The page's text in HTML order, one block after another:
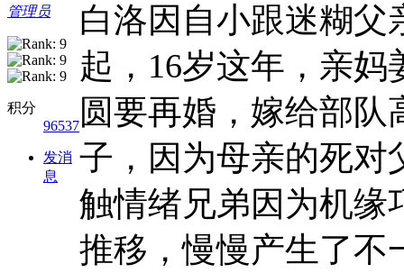
管理员
积分
96537
发消
息
白洛因自小跟迷糊父
起，16岁这年，亲妈
圆要再婚，嫁给部
子，因为母亲的死对
触情绪兄弟因为机缘
推移，慢慢产生了不